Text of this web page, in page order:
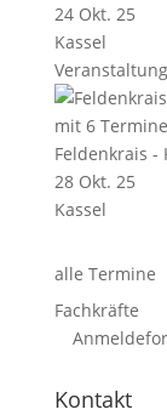
24 Okt. 25
Kassel
Feldenkrais -
28 Okt. 25
Kassel
alle Termine
Fachkräfte
Kontakt